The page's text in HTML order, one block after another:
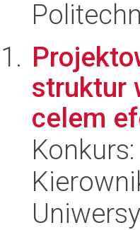
struktur
celem
Konkurs: